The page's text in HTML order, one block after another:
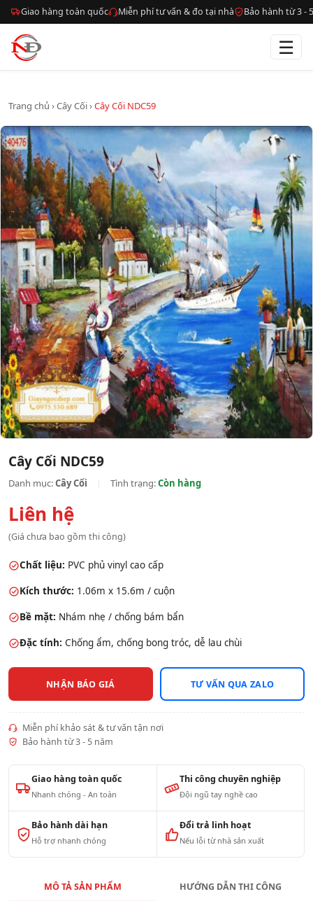
Giao hàng toàn quốc Miễn phí tư vấn & đo tại nhà Bảo hành từ 3 -
☰
Trang chủ ›Cây Cối›Cây Cối NDC59
Cây Cối NDC59
Danh mục:Cây Cối Tình trạng:Còn hàng
Liên hệ
(Giá chưa bao gồm thi công)
Chất liệu: PVC phủ vinyl cao cấp
Kích thước: 1.06m x 15.6m / cuộn
Bề mặt: Nhám nhẹ / chống bám bẩn
Đặc tính: Chống ẩm, chống bong tróc, dễ lau chùi
NHẬN BÁO GIÁ TƯ VẤN QUA ZALO
Miễn phí khảo sát & tư vấn tận nơi
Bảo hành từ 3 - 5 năm
Giao hàng toàn quốc
Nhanh chóng - An toàn
Thi công chuyên nghiệp
Đội ngũ tay nghề cao
Bảo hành dài hạn
Hỗ trợ nhanh chóng
Đổi trả linh hoạt
Nếu lỗi từ nhà sản xuất
MÔ TẢ SẢN PHẨM HƯỚNG DẪN THI CÔNG